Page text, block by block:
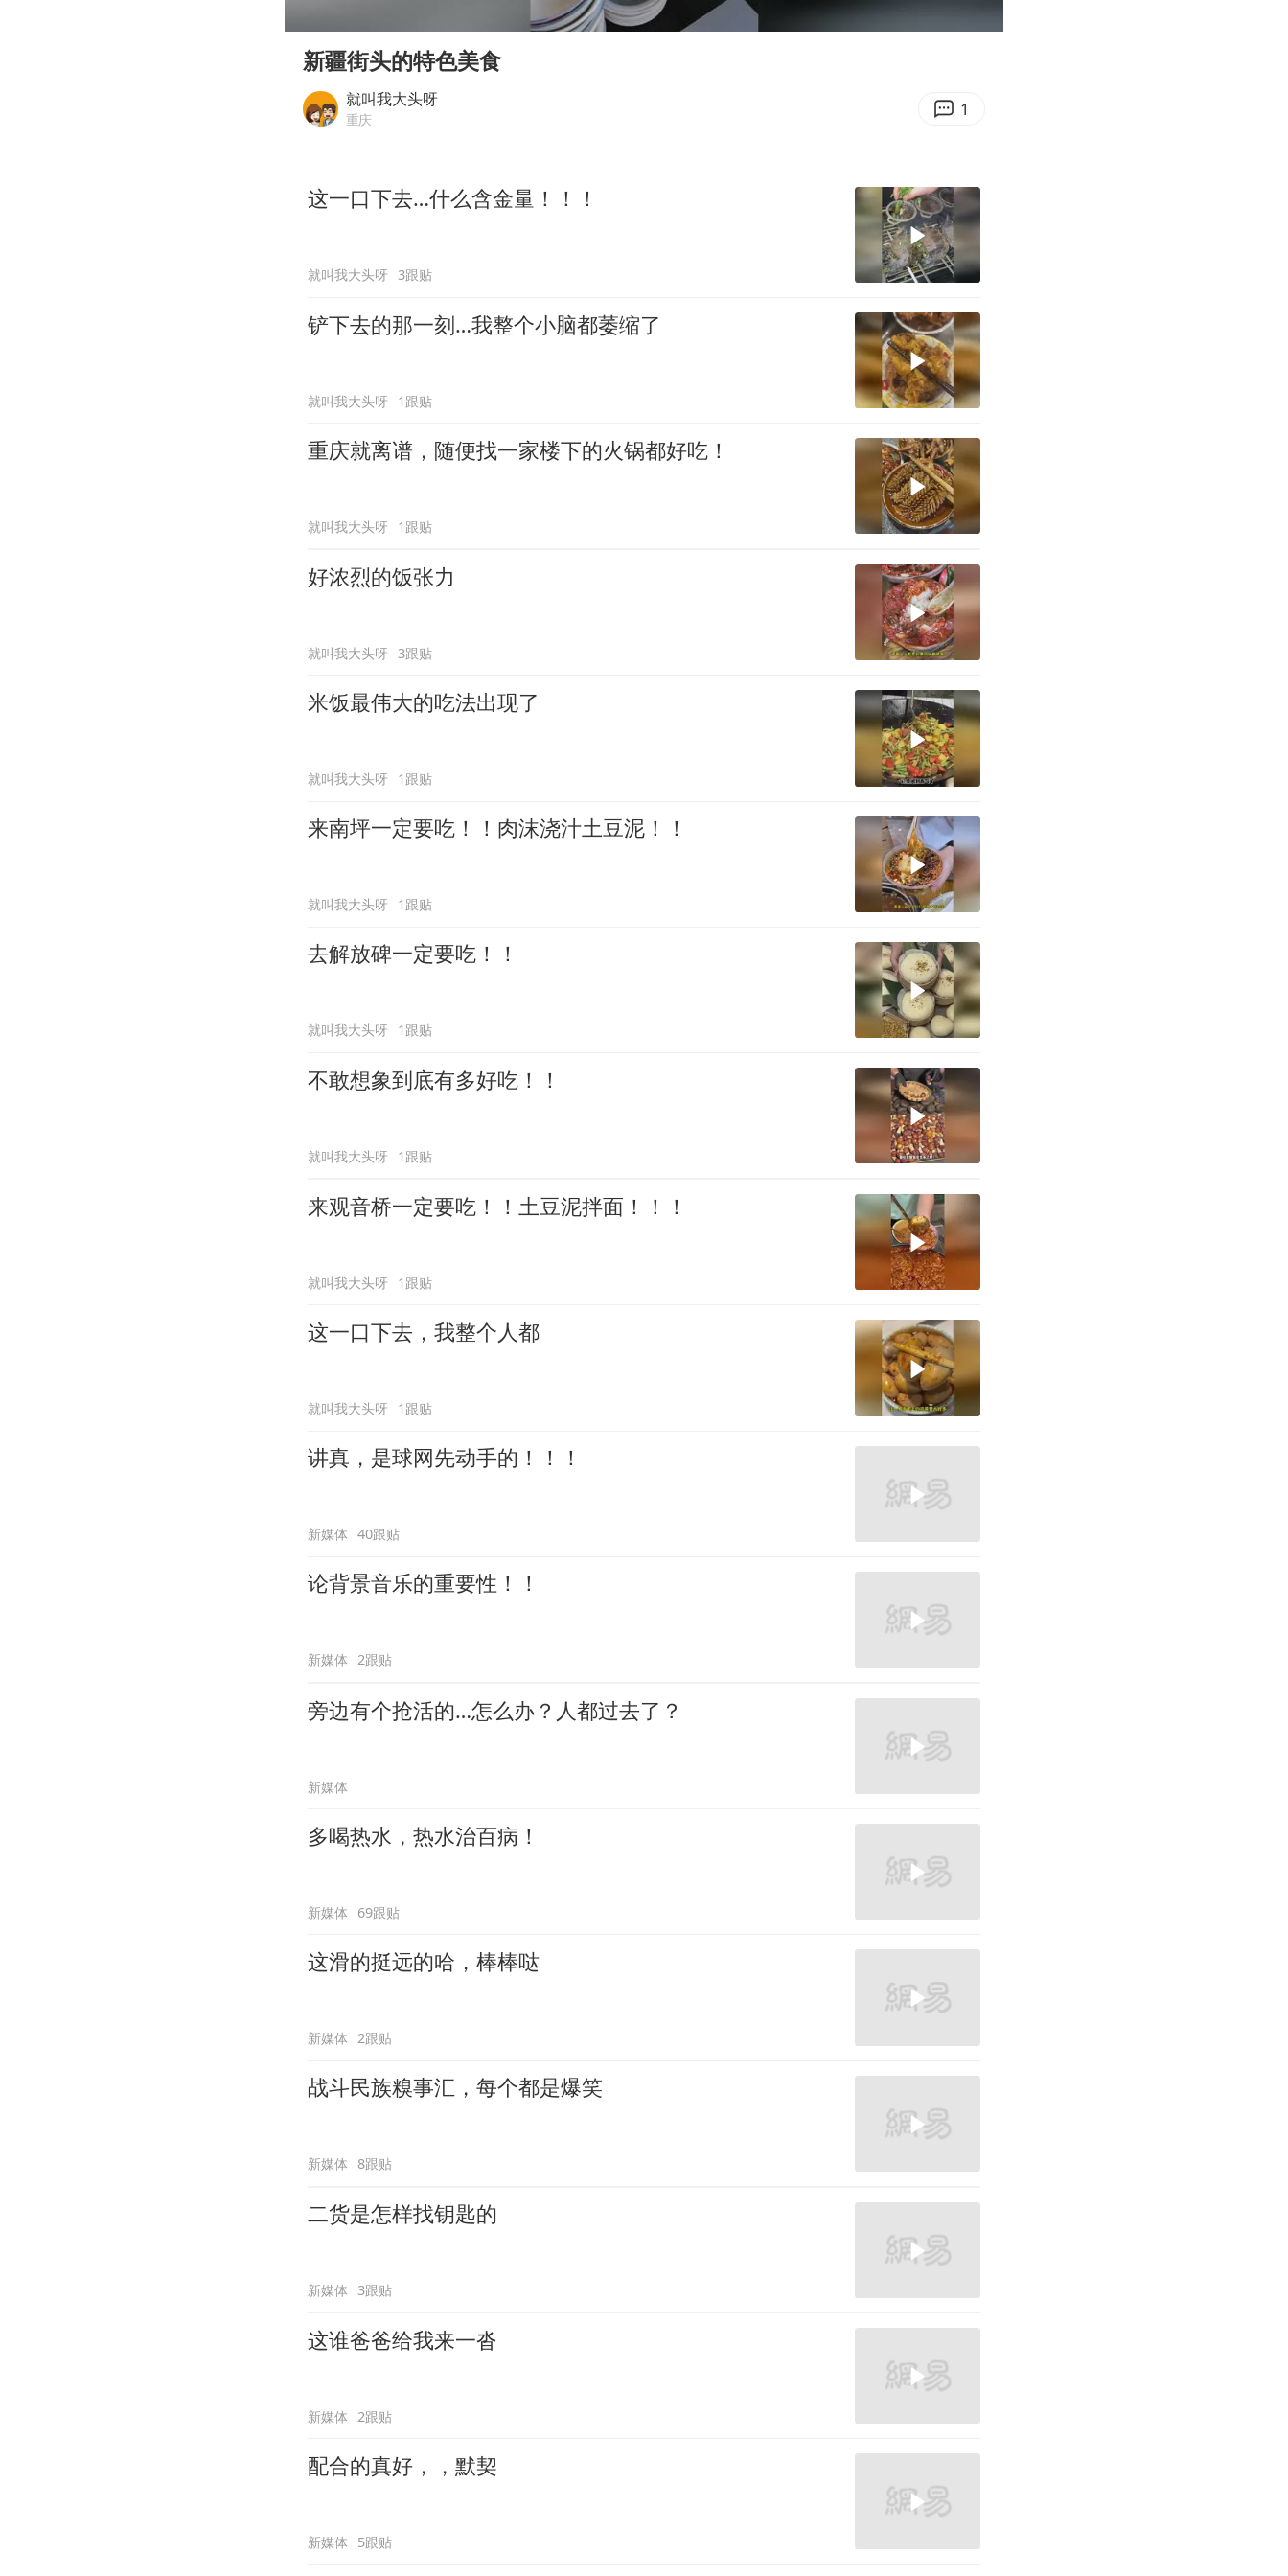
多个明星演唱会取消
女儿为争财产堵门阻挠父亲出殡
制冰厂工人旺季能月入一万三
新疆街头的特色美食
就叫我大头呀
重庆 1
这一口下去…什么含金量！！！
就叫我大头呀 3跟贴
铲下去的那一刻…我整个小脑都萎缩了
就叫我大头呀 1跟贴
重庆就离谱，随便找一家楼下的火锅都好吃！
就叫我大头呀 1跟贴
好浓烈的饭张力
就叫我大头呀 3跟贴
米饭最伟大的吃法出现了
就叫我大头呀 1跟贴
来南坪一定要吃！！肉沫浇汁土豆泥！！
就叫我大头呀 1跟贴
去解放碑一定要吃！！
就叫我大头呀 1跟贴
不敢想象到底有多好吃！！
就叫我大头呀 1跟贴
来观音桥一定要吃！！土豆泥拌面！！！
就叫我大头呀 1跟贴
这一口下去，我整个人都
就叫我大头呀 1跟贴
讲真，是球网先动手的！！！
新媒体 40跟贴
论背景音乐的重要性！！
新媒体 2跟贴
旁边有个抢活的…怎么办？人都过去了？
新媒体
多喝热水，热水治百病！
新媒体 69跟贴
这滑的挺远的哈，棒棒哒
新媒体 2跟贴
战斗民族糗事汇，每个都是爆笑
新媒体 8跟贴
二货是怎样找钥匙的
新媒体 3跟贴
这谁爸爸给我来一沓
新媒体 2跟贴
配合的真好，，默契
新媒体 5跟贴